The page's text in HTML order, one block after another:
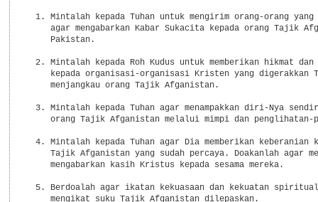
1. Mintalah kepada Tuhan untuk mengirim orang-orang yang
agar mengabarkan Kabar Sukacita kepada orang Tajik
     Pakistan.
2. Mintalah kepada Roh Kudus untuk memberikan hikmat dan
kepada organisasi-organisasi Kristen yang digerakkan
     menjangkau orang Tajik Afganistan.
3. Mintalah kepada Tuhan agar menampakkan diri-Nya
orang Tajik Afganistan melalui mimpi dan penglihatan-
4. Mintalah kepada Tuhan agar Dia memberikan keberanian
Tajik Afganistan yang sudah percaya. Doakanlah agar
     mengabarkan kasih Kristus kepada sesama mereka.
5. Berdoalah agar ikatan kekuasaan dan kekuatan
     mengikat suku Tajik Afganistan dilepaskan.